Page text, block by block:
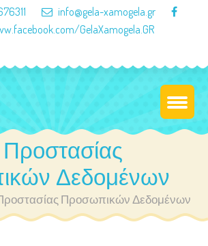
info@gela-xamogela.gr
GelaXamogela.GR
Προστασίας
Δεδομένων
Προστασίας Προσωπικών Δεδομένων